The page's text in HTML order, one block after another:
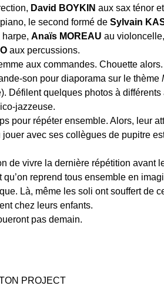
David BOYKIN aux sax ténor
le second formé de Sylvain
harpe, Anaïs MOREAU au violoncelle,
aux percussions.
aux commandes. Chouette alors.
son pour diaporama sur le thème
Défilent quelques photos à
jazzeuse.
pour répéter ensemble. Alors, leur
avec ses collègues de pupitre
de vivre la dernière répétition avant
qu’on reprend tous ensemble en
Là, même les soli ont souffert de
chez leurs enfants.
pas demain.
PROJECT